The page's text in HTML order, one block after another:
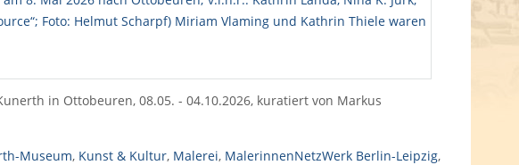
in Ottobeuren, 08.05. - 04.10.2026, kuratiert von Markus
Museum, Kunst & Kultur, Malerei, MalerinnenNetzWerk Berlin-Leipzig,